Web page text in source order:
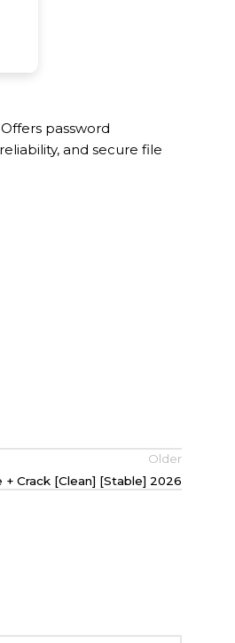
password
and secure file
Older
Crack [Clean] [Stable] 2026